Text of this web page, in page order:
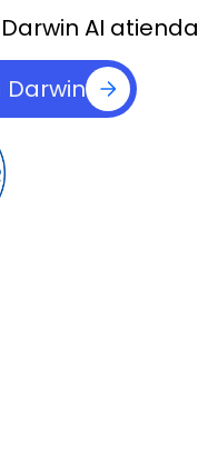
AI
Darwin